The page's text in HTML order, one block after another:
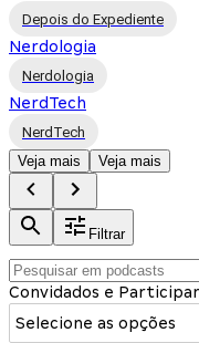
Depois do Expediente
Nerdologia
Nerdologia
NerdTech
NerdTech
Veja mais
Veja mais
Filtrar
Convidados e
Selecione as opções